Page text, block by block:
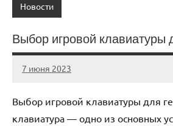
Новости
Выбор игровой клавиатуры
7 июня 2023
immo_navi_ru
Нет
Выбор игровой клавиатуры для
клавиатура — одно из основных